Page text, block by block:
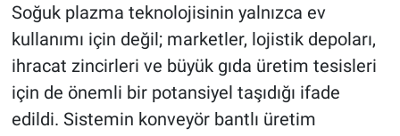
Soğuk plazma teknolojisinin yalnızca ev
kullanımı için değil; marketler, lojistik depoları,
ihracat zincirleri ve büyük gıda üretim tesisleri
için de önemli bir potansiyel taşıdığı ifade
edildi. Sistemin konveyör bantlı üretim